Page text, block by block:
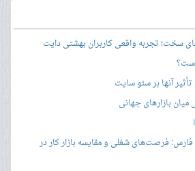
سخت؛ تجربه واقعی کاربران بهشتی دایت
است؟
آنها بر سئو سایت
بازارهای جهانی
فرصت‌های شغلی و مقایسه بازار کار در